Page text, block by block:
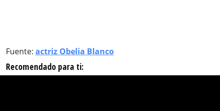
Fuente: actriz Obelia Blanco
Recomendado para ti: